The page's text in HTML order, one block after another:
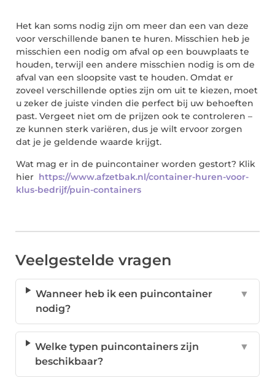
Het kan soms nodig zijn om meer dan een van deze
voor verschillende banen te huren. Misschien heb je
misschien een nodig om afval op een bouwplaats te
houden, terwijl een andere misschien nodig is om de
afval van een sloopsite vast te houden. Omdat er
zoveel verschillende opties zijn om uit te kiezen, moet
u zeker de juiste vinden die perfect bij uw behoeften
past. Vergeet niet om de prijzen ook te controleren –
ze kunnen sterk variëren, dus je wilt ervoor zorgen
dat je je geldende waarde krijgt.
Wat mag er in de puincontainer worden gestort? Klik
hier https://www.afzetbak.nl/container-huren-voor-
klus-bedrijf/puin-containers
Veelgestelde vragen
Wanneer heb ik een puincontainer
nodig?
▼
Welke typen puincontainers zijn
beschikbaar?
▼